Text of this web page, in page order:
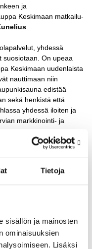
Tietoja
sisällön ja mainosten
ominaisuuksien
Lisäksi
ja
Keskimaan matkailu-
yhdessä
suosiotaan. On upeaa
Keskimaan uudenlaista
nauttimaan niin
edistää
sekä henkistä että
yhdessä iloiten ja
markkinointi- ja
Sataman
yhteydessä
tytäryhtiön EOSin
ja
yhteydessä
ilmasta kostean ja